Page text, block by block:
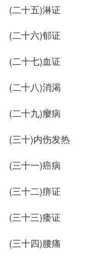
(二十五)淋证
(二十六)郁证
(二十七)血证
(二十八)消渴
(二十九)瘿病
(三十)内伤发热
(三十一)癌病
(三十二)痹证
(三十三)痿证
(三十四)腰痛